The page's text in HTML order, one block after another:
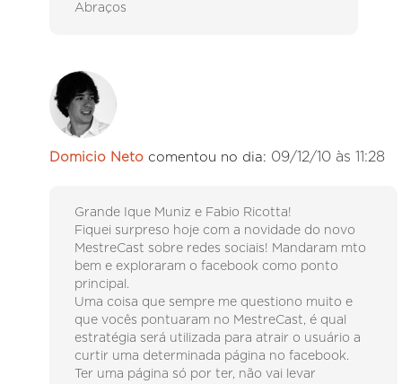
Abraços
Domicio Neto comentou no dia: 09/12/10 às 11:28
Grande Ique Muniz e Fabio Ricotta!
Fiquei surpreso hoje com a novidade do novo
MestreCast sobre redes sociais! Mandaram mto
bem e exploraram o facebook como ponto
principal.
Uma coisa que sempre me questiono muito e
que vocês pontuaram no MestreCast, é qual
estratégia será utilizada para atrair o usuário a
curtir uma determinada página no facebook.
Ter uma página só por ter, não vai levar